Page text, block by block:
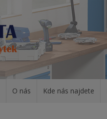
O nás Kde nás najdete